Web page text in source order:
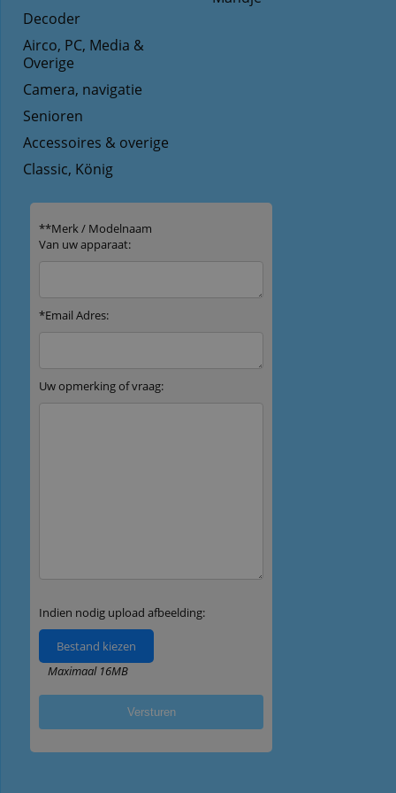
Decoder
Airco, PC, Media &
Overige
Camera, navigatie
Senioren
Accessoires & overige
Classic, König